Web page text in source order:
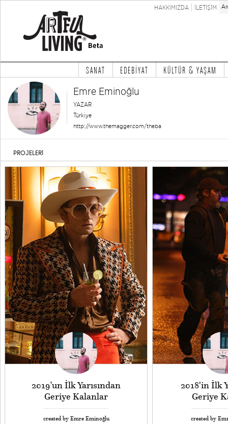
HAKKIMIZDA İLETİŞİM
SANAT EDEBİYAT KÜLTÜR & YAŞAM
Emre Eminoğlu
YAZAR
Türkiye
http://www.themagger.com/theba
PROJELERİ
2019’un İlk Yarısından
Geriye Kalanlar
created by Emre Eminoğlu
2018'in İlk
Geriye
created by